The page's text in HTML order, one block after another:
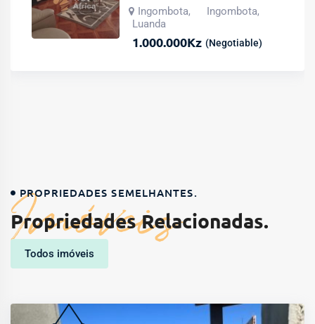
Ingombota, Ingombota,
Luanda
1.000.000Kz (Negotiable)
Imóveis
PROPRIEDADES SEMELHANTES.
Propriedades Relacionadas.
Todos imóveis